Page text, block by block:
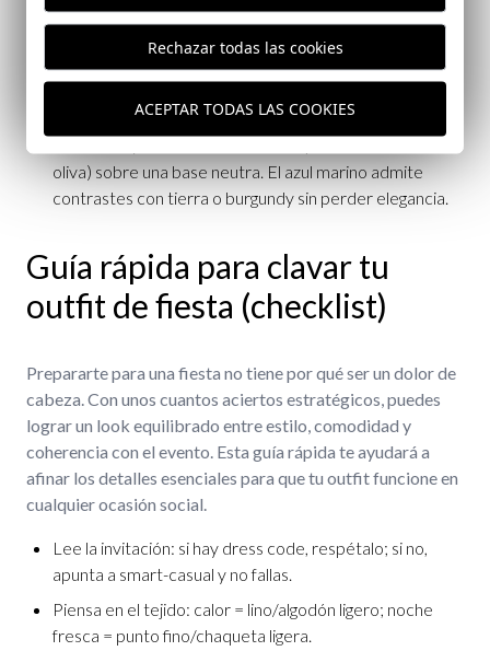
jersey de pico. Añade chaqueta en azul marino para
rematar. Este combo respira equilibrio y gusto
atemporal.
Atrevido: juega con texturas (lino, punto fino,
oliva) sobre una base neutra. El azul marino admite
contrastes con tierra o burgundy sin perder elegancia.
Guía rápida para clavar tu
outfit de fiesta (checklist)
Prepararte para una fiesta no tiene por qué ser un dolor de
cabeza. Con unos cuantos aciertos estratégicos, puedes
lograr un look equilibrado entre estilo, comodidad y
coherencia con el evento. Esta guía rápida te ayudará a
afinar los detalles esenciales para que tu outfit funcione en
cualquier ocasión social.
Lee la invitación: si hay dress code, respétalo; si no,
apunta a smart-casual y no fallas.
Piensa en el tejido: calor = lino/algodón ligero; noche
fresca = punto fino/chaqueta ligera.
Rechazar todas las cookies
ACEPTAR TODAS LAS COOKIES